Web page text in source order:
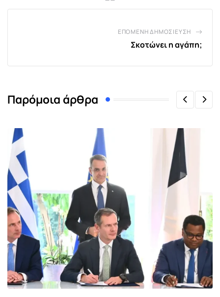
ΕΠΌΜΕΝΗ ΔΗΜΟΣΊΕΥΣΗ
Σκοτώνει η αγάπη;
Παρόμοια άρθρα